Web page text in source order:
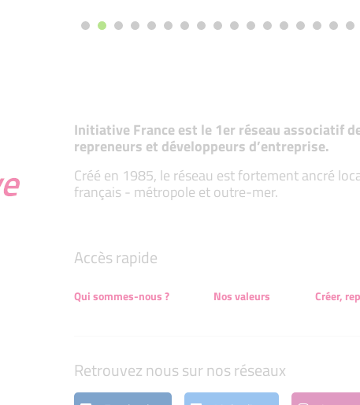
Initiative France est le 1er réseau associatif
repreneurs et développeurs d’entreprise.
Créé en 1985, le réseau est fortement ancré
français - métropole et outre-mer.
Accès rapide
Qui sommes-nous ? Nos valeurs Créer,
Retrouvez nous sur nos réseaux